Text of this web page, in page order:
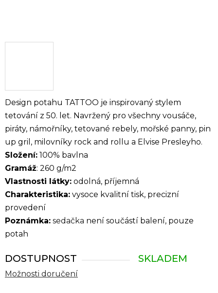
Design potahu TATTOO je inspirovaný stylem
tetování z 50. let. Navržený pro všechny vousáče,
piráty, námořníky, tetované rebely, mořské panny, pin
up gril, milovníky rock and rollu a Elvise Presleyho.
Složení: 100% bavlna
Gramáž: 260 g/m2
Vlastnosti látky: odolná, příjemná
Charakteristika: vysoce kvalitní tisk, precizní
provedení
Poznámka: sedačka není součástí balení, pouze
potah
DOSTUPNOST SKLADEM
Možnosti doručení